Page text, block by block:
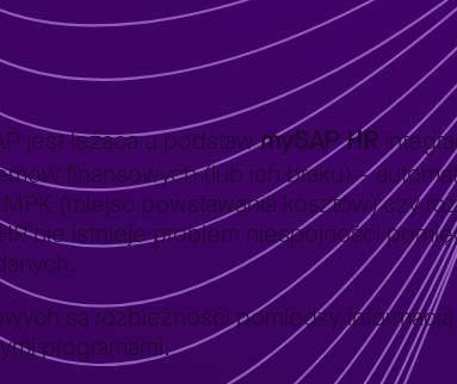
jest leżąca u podstawmySAP HR
finansowych (lub ich braku) –
(miejsc powstawania kosztów) czy
nie istnieje problem niespójności
są rozbieżności pomiędzy
programami.